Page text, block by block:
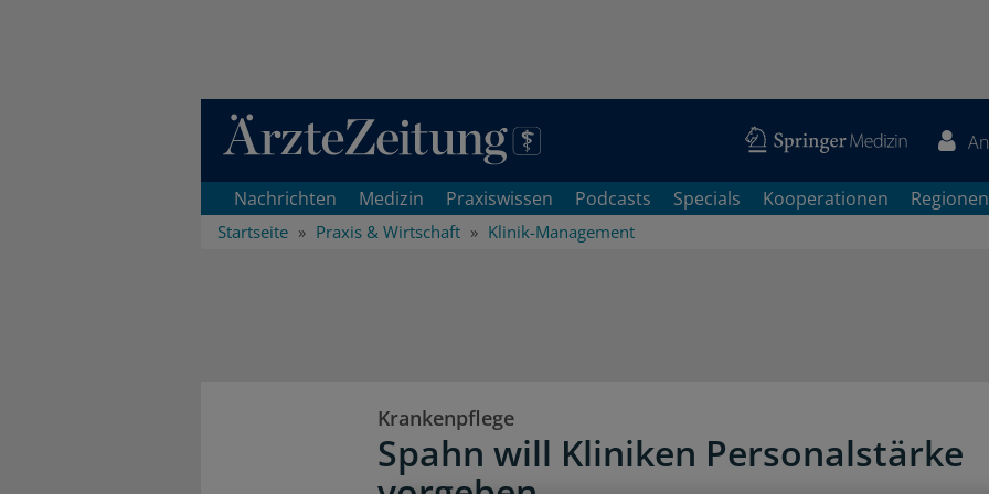
Direkt zum Inhaltsbereich
Nachrichten Medizin Praxiswissen Podcasts Specials Kooperationen Regionen
Startseite Praxis & Wirtschaft Klinik-Management
Krankenpflege
Spahn will Kliniken Personalstärke